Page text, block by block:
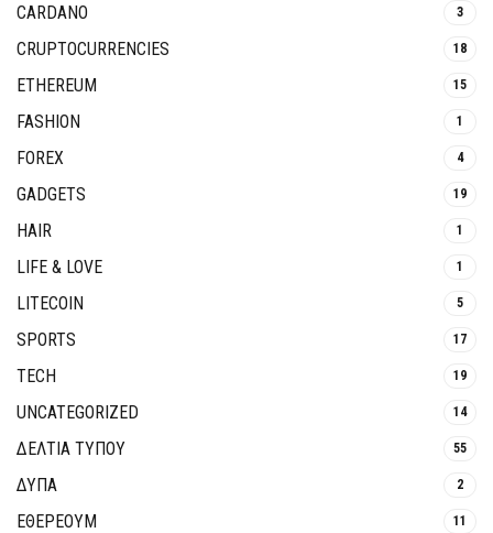
CARDANO 3
CRUPTOCURRENCIES 18
ETHEREUM 15
FASHION 1
FOREX 4
GADGETS 19
HAIR 1
LIFE & LOVE 1
LITECOIN 5
SPORTS 17
TECH 19
UNCATEGORIZED 14
ΔΕΛΤΙΑ ΤΥΠΟΥ 55
ΔΥΠΑ 2
ΕΘΈΡΕΟΥΜ 11